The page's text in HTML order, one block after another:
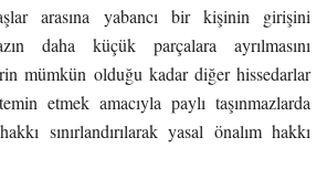
arasına yabancı bir kişinin girişini
daha küçük parçalara ayrılmasını
mümkün olduğu kadar diğer hissedarlar
etmek amacıyla paylı taşınmazlarda
sınırlandırılarak yasal önalım hakkı